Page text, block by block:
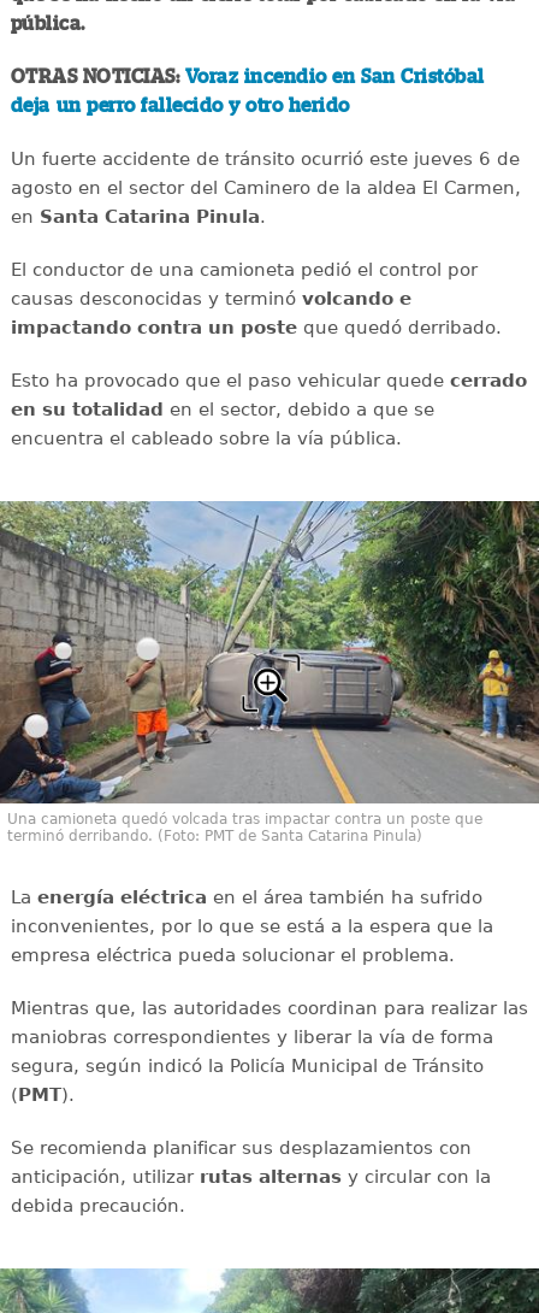
pública.
OTRAS NOTICIAS: Voraz incendio en San Cristóbal
deja un perro fallecido y otro herido
Un fuerte accidente de tránsito ocurrió este jueves 6 de
agosto en el sector del Caminero de la aldea El Carmen,
en Santa Catarina Pinula.
El conductor de una camioneta pedió el control por
causas desconocidas y terminó volcando e
impactando contra un posteque quedó derribado.
Esto ha provocado que el paso vehicular quede cerrado
en su totalidad en el sector, debido a que se
encuentra el cableado sobre la vía pública.
Una camioneta quedó volcada tras impactar contra un poste que
terminó derribando. (Foto: PMT de Santa Catarina Pinula)
La energía eléctrica en el área también ha sufrido
inconvenientes, por lo que se está a la espera que la
empresa eléctrica pueda solucionar el problema.
Mientras que, las autoridades coordinan para realizar las
maniobras correspondientes y liberar la vía de forma
segura, según indicó la Policía Municipal de Tránsito
( PMT).
Se recomienda planificar sus desplazamientos con
anticipación, utilizar rutas alternasy circular con la
debida precaución.